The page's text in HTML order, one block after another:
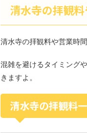
清水寺の拝観
清水寺の拝観料や営業時
混雑を避けるタイミング
きますよ。
清水寺の拝観料